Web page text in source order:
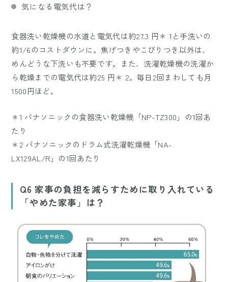
気になる電気代は？
食器洗い乾燥機の水道と電気代は約27.3 円＊ 1と手洗いの
約1/6のコストダウンに。焦げつきやこびりつき以外は、
めんどうな下洗いも不要です。また、洗濯乾燥機の洗濯か
ら乾燥までの電気代は約25 円＊ 2。毎日2回まわしても月
1500円ほど。
＊1 パナソニックの食器洗い乾燥機「NP-TZ300」の1回あ
たり
＊2 パナソニックのドラム式洗濯乾燥機「NA-
LX129AL/R」の1回あたり
Q6 家事の負担を減らすために取り入れている
「やめた家事」は？